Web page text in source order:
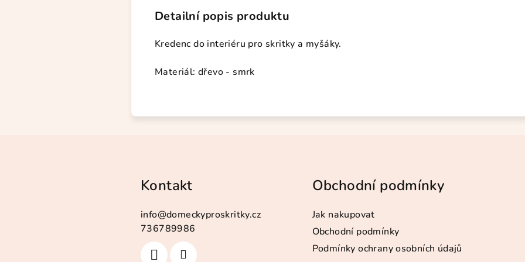
Detailní popis produktu
Kredenc do interiéru pro skritky a myšáky.
Materiál: dřevo - smrk
Kontakt
info@domeckyproskritky.cz
736789986
Obchodní podmínky
Jak nakupovat
Obchodní podmínky
Podmínky ochrany osobních údajů